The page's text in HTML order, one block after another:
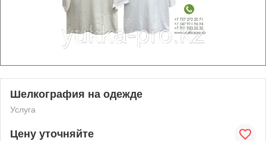
Шелкография на одежде
Услуга
Цену уточняйте